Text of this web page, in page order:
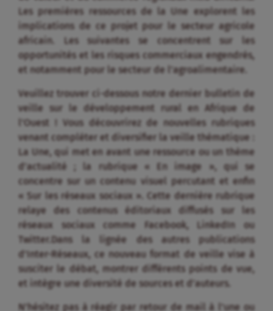
Les premières ressources de la Une explorent les
implications de ce projet pour le secteur agricole
africain. Les suivantes se concentrent sur les
opportunités et les risques commerciaux engendrés,
et notamment pour le secteur de l’agroalimentaire.
Veuillez trouver ci-dessous notre dernier bulletin de
veille sur le développement rural en Afrique de
l’Ouest ! Vous découvrirez de nouvelles rubriques
venant compléter et diversifier la veille thématique :
La Une, qui met en avant une ressource ou un thème
d’actualité ; la rubrique « En image », qui se
concentre sur un contenu visuel percutant et enfin
« Sur les réseaux sociaux ». Cette dernière rubrique
relaye des contenus éditoriaux diffusés sur les
réseaux sociaux comme Facebook, LinkedIn ou
Twitter.Dans la lignée des autres publications
d’Inter-Réseaux, ce nouveau format de veille vise à
susciter le débat, montrer différents points de vue,
et intègre une diversité de sources et d’auteurs.
N’hésitez pas à réagir par retour de mail à l’une ou